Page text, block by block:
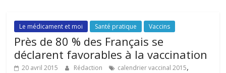
Le médicament et moi Santé pratique Vaccins
Près de 80 % des Français se
déclarent favorables à la vaccination
20 avril 2015 Rédaction calendrier vaccinal 2015,